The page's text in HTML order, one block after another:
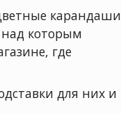
карандаши
которым
где
для них и